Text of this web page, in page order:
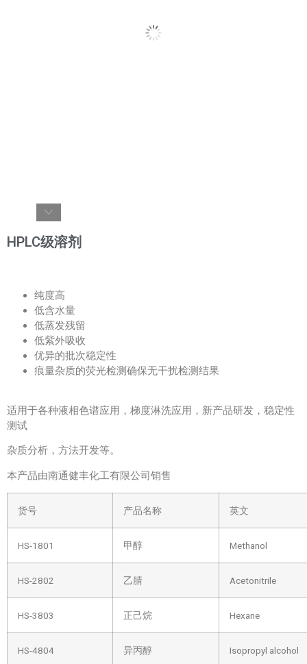
HPLC级溶剂
纯度高
低含水量
低蒸发残留
低紫外吸收
优异的批次稳定性
痕量杂质的荧光检测确保无干扰检测结果
适用于各种液相色谱应用，梯度淋洗应用，新产品研发，稳定性
测试
杂质分析，方法开发等。
本产品由南通健丰化工有限公司销售
货号 产品名称 英文
HS-1801 甲醇 Methanol
HS-2802 乙腈 Acetonitrile
HS-3803 正己烷 Hexane
HS-4804 异丙醇 Isopropyl alcohol